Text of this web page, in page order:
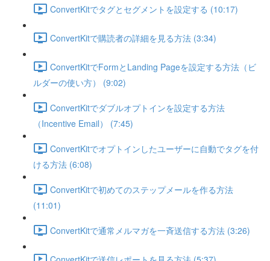
ConvertKitでタグとセグメントを設定する (10:17)
ConvertKitで購読者の詳細を見る方法 (3:34)
ConvertKitでFormとLanding Pageを設定する方法（ビ
ルダーの使い方） (9:02)
ConvertKitでダブルオプトインを設定する方法
（Incentive Email） (7:45)
ConvertKitでオプトインしたユーザーに自動でタグを付
ける方法 (6:08)
ConvertKitで初めてのステップメールを作る方法
(11:01)
ConvertKitで通常メルマガを一斉送信する方法 (3:26)